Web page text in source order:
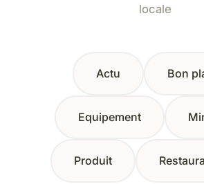
locale
Actu Bon
Equipement
Produit